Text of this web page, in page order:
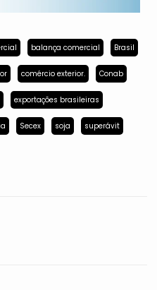
balança comercial Brasil
comércio exterior. Conab
exportações brasileiras
Secex soja superávit